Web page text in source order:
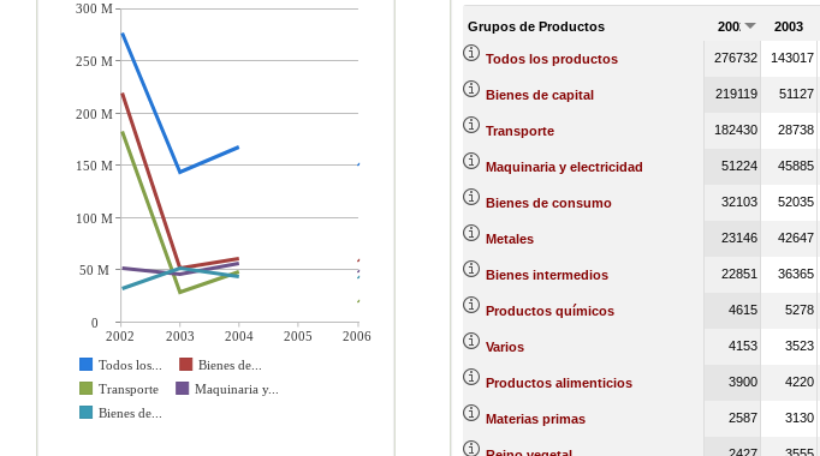
2002 2003 2004 2005
2006
Todos los...
Bienes de...
Transporte
Maquinaria y...
Bienes de...
300 M
250 M
200 M
150 M
100 M
50 M
0
Grupos de Productos 2002 2003
Todos los productos 276732 143017
Bienes de capital 219119 51127
Transporte 182430 28738
Maquinaria y electricidad 51224 45885
Bienes de consumo 32103 52035
Metales 23146 42647
Bienes intermedios 22851 36365
Productos químicos 4615 5278
Varios 4153 3523
Productos alimenticios 3900 4220
Materias primas 2587 3130
2427 3555